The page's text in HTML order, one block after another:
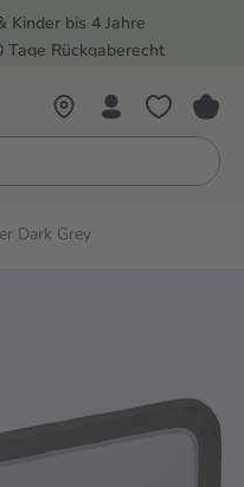
Kinder bis 4 Jahre
Tage Rückgaberecht
Dark Grey